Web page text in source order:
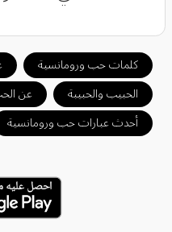
كلمات حب ورومانسية
الحبيب والحبيبة
عن
أحدث عبارات حب ورومانسية